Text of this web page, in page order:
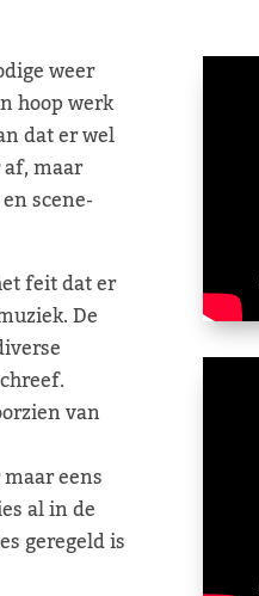
weer
hoop werk
dat er wel
maar
scene-
feit dat er
De
van
eens
al in de
geregeld is